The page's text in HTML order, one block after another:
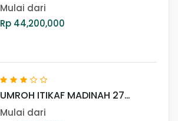
Mulai dari
Rp 44,200,000
UMROH ITIKAF MADINAH 27
Mulai dari